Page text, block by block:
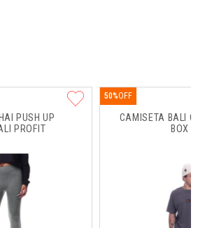
PUSH UP
PROFIT
CAMISETA BALI
BOX
50%